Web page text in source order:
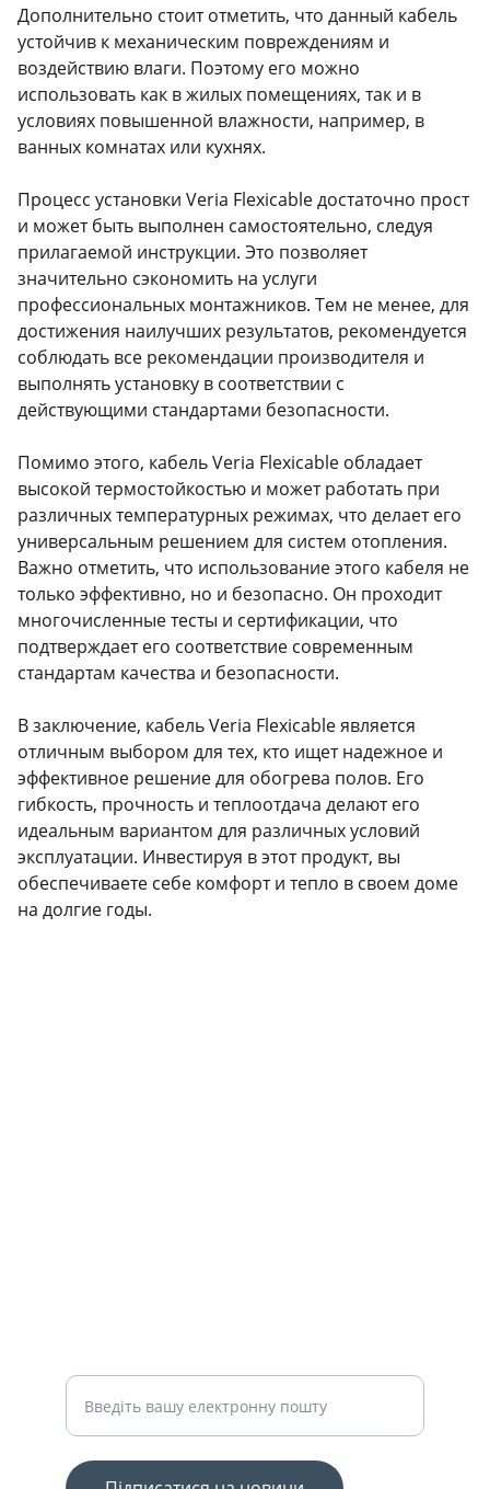
Дополнительно стоит отметить, что данный кабель
устойчив к механическим повреждениям и
воздействию влаги. Поэтому его можно
использовать как в жилых помещениях, так и в
условиях повышенной влажности, например, в
ванных комнатах или кухнях.
Процесс установки Veria Flexicable достаточно прост
и может быть выполнен самостоятельно, следуя
прилагаемой инструкции. Это позволяет
значительно сэкономить на услуги
профессиональных монтажников. Тем не менее, для
достижения наилучших результатов, рекомендуется
соблюдать все рекомендации производителя и
выполнять установку в соответствии с
действующими стандартами безопасности.
Помимо этого, кабель Veria Flexicable обладает
высокой термостойкостью и может работать при
различных температурных режимах, что делает его
универсальным решением для систем отопления.
Важно отметить, что использование этого кабеля не
только эффективно, но и безопасно. Он проходит
многочисленные тесты и сертификации, что
подтверждает его соответствие современным
стандартам качества и безопасности.
В заключение, кабель Veria Flexicable является
отличным выбором для тех, кто ищет надежное и
эффективное решение для обогрева полов. Его
гибкость, прочность и теплоотдача делают его
идеальным вариантом для различных условий
эксплуатации. Инвестируя в этот продукт, вы
обеспечиваете себе комфорт и тепло в своем доме
на долгие годы.